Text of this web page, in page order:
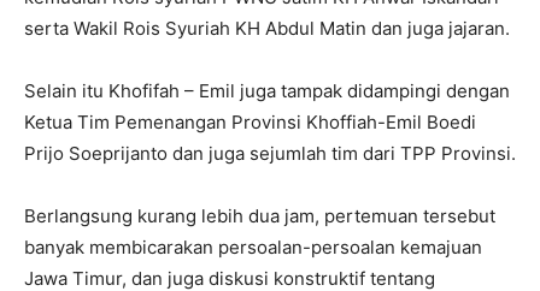
serta Wakil Rois Syuriah KH Abdul Matin dan juga jajaran.
Selain itu Khofifah – Emil juga tampak didampingi dengan
Ketua Tim Pemenangan Provinsi Khoffiah-Emil Boedi
Prijo Soeprijanto dan juga sejumlah tim dari TPP Provinsi.
Berlangsung kurang lebih dua jam, pertemuan tersebut
banyak membicarakan persoalan-persoalan kemajuan
Jawa Timur, dan juga diskusi konstruktif tentang